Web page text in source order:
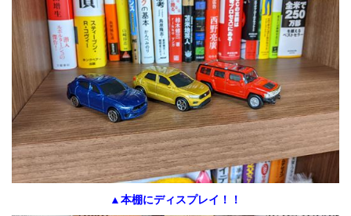
▲本棚にディスプレイ！！